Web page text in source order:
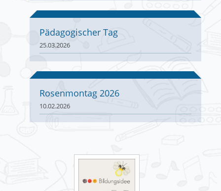
Pädagogischer Tag
25.03.2026
Rosenmontag 2026
10.02.2026